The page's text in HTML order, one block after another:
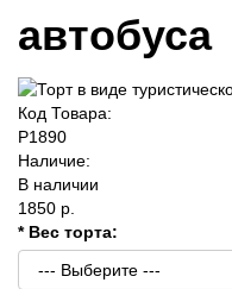
автобуса
Код Товара:
P1890
Наличие:
В наличии
1850 р.
* Вес торта: